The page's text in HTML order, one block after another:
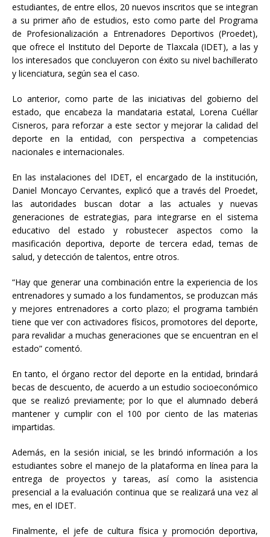
estudiantes, de entre ellos, 20 nuevos inscritos que se integran
a su primer año de estudios, esto como parte del Programa
de Profesionalización a Entrenadores Deportivos (Proedet),
queofrece el Instituto del Deporte de Tlaxcala (IDET), a las y
los interesados que concluyeron con éxito su nivel bachillerato
y licenciatura, según sea el caso.
Lo anterior, como parte de las iniciativas del gobierno del
estado, que encabeza la mandataria estatal, Lorena Cuéllar
Cisneros, para reforzar a este sector y mejorar la calidad del
deporte en la entidad, con perspectiva a competencias
nacionales e internacionales.
En las instalaciones del IDET, el encargado de la institución,
Daniel Moncayo Cervantes, explicó que a través del Proedet,
las autoridades buscan dotar a las actuales y nuevas
generaciones de estrategias, para integrarse en el sistema
educativo del estado y robustecer aspectos como la
masificación deportiva, deporte de tercera edad, temas de
salud, y detección de talentos, entre otros.
“Hay que generar una combinación entre la experiencia de los
entrenadores y sumado a los fundamentos, se produzcan más
y mejores entrenadores a corto plazo; el programa también
tiene que ver con activadores físicos, promotores del deporte,
para revalidar a muchas generaciones que se encuentran en el
estado” comentó.
En tanto, el órgano rector del deporte en la entidad, brindará
becas de descuento, de acuerdo a un estudio socioeconómico
que se realizó previamente; por lo que el alumnado deberá
mantener y cumplir con el 100 por ciento de las materias
impartidas.
Además, en la sesión inicial, se les brindó información a los
estudiantes sobre el manejo de la plataforma en línea para la
entrega de proyectos y tareas, así como la asistencia
presencial a la evaluación continua que se realizará una vez al
mes, en el IDET.
Finalmente, el jefe de cultura física y promoción deportiva,